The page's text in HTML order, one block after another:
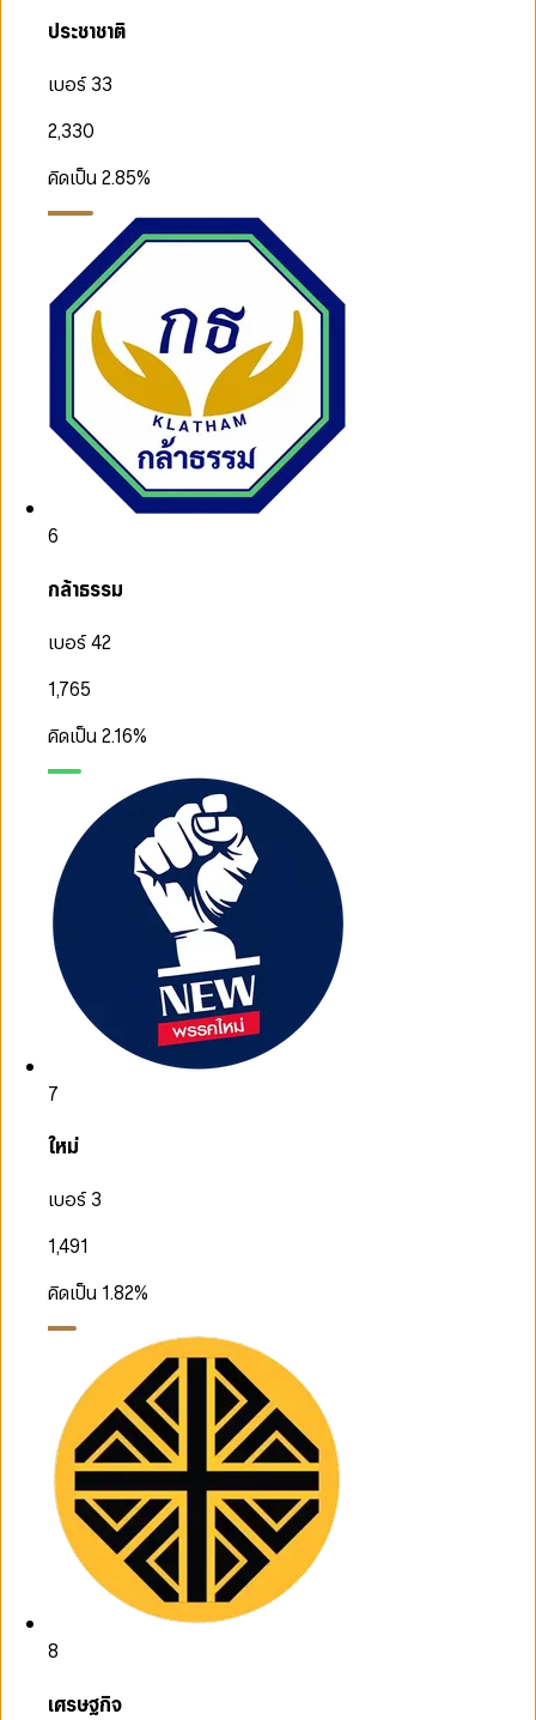
ประชาชาติ
เบอร์ 33
2,330
คิดเป็น2.85%
6
กล้าธรรม
เบอร์ 42
1,765
คิดเป็น2.16%
7
ใหม่
เบอร์ 3
1,491
คิดเป็น 1.82%
8
เศรษฐกิจ